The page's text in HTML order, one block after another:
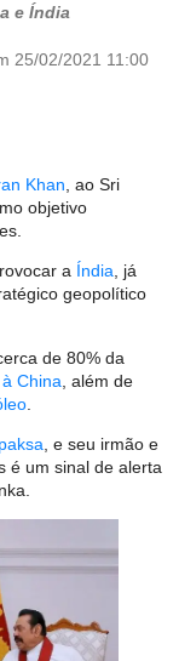
e Índia
25/02/2021 11:00
Khan , ao Sri
objetivo
a Índia, já
geopolítico
de 80% da
China , além de
, e seu irmão e
é um sinal de alerta